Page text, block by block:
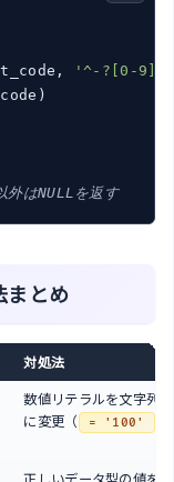
'^-?[0-
はNULLを返す
まとめ
対処法
数値リテラルを文字列
に変更（
= '100' ）